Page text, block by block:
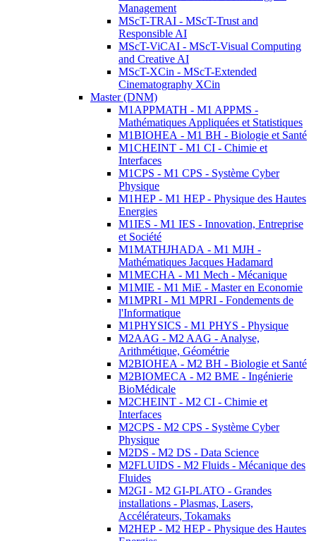
Management
MScT-TRAI - MScT-Trust and
Responsible AI
MScT-ViCAI - MScT-Visual Computing
and Creative AI
MScT-XCin - MScT-Extended
Cinematography XCin
Master (DNM)
M1APPMATH - M1 APPMS -
Mathématiques Appliquées et Statistiques
M1BIOHEA - M1 BH - Biologie et Santé
M1CHEINT - M1 CI - Chimie et
Interfaces
M1CPS - M1 CPS - Système Cyber
Physique
M1HEP - M1 HEP - Physique des Hautes
Energies
M1IES - M1 IES - Innovation, Entreprise
et Société
M1MATHJHADA - M1 MJH -
Mathématiques Jacques Hadamard
M1MECHA - M1 Mech - Mécanique
M1MIE - M1 MiE - Master en Economie
M1MPRI - M1 MPRI - Fondements de
l'Informatique
M1PHYSICS - M1 PHYS - Physique
M2AAG - M2 AAG - Analyse,
Arithmétique, Géométrie
M2BIOHEA - M2 BH - Biologie et Santé
M2BIOMECA - M2 BME - Ingénierie
BioMédicale
M2CHEINT - M2 CI - Chimie et
Interfaces
M2CPS - M2 CPS - Système Cyber
Physique
M2DS - M2 DS - Data Science
M2FLUIDS - M2 Fluids - Mécanique des
Fluides
M2GI - M2 GI-PLATO - Grandes
installations - Plasmas, Lasers,
Accélérateurs, Tokamaks
M2HEP - M2 HEP - Physique des Hautes